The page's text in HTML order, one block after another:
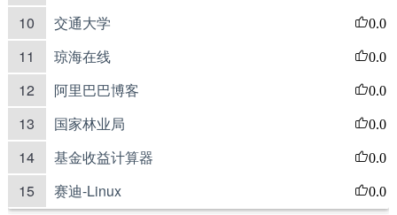
10 交通大学 0.0
11 琼海在线 0.0
12 阿里巴巴博客 0.0
13 国家林业局 0.0
14 基金收益计算器 0.0
15 赛迪-Linux 0.0